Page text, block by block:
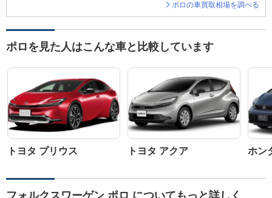
ポロの車買取相場を調べる
ポロを見た人はこんな車と比較しています
トヨタ プリウス トヨタ アクア ホン